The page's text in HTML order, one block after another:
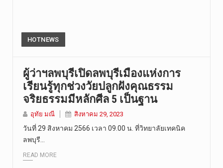
HOTNEWS
ผู้ว่าฯลพบุรีเปิดลพบุรีเมืองแห่งการ
เรียนรู้ทุกช่วงวัยปลูกฝังคุณธรรม
จริยธรรมมีหลักศีล 5 เป็นฐาน
อุทัย มณี สิงหาคม 29, 2023
วันที่ 29 สิงหาคม 2566 เวลา 09.00 น. ที่วิทยาลัยเทคนิค
ลพบุรี…
READ MORE